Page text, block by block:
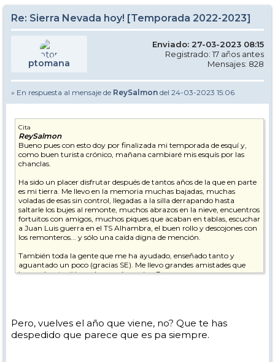
Re: Sierra Nevada hoy! [Temporada 2022-2023]
ptomana
Enviado: 27-03-2023 08:15
Registrado: 17 años antes
Mensajes: 828
» En respuesta al mensaje de ReySalmon del 24-03-2023 15:06
Cita
ReySalmon
Bueno pues con esto doy por finalizada mi temporada de esquí y,
como buen turista crónico, mañana cambiaré mis esquís por las
chanclas.
Ha sido un placer disfrutar después de tantos años de la que en parte
es mi tierra. Me llevo en la memoria muchas bajadas, muchas
voladas de esas sin control, llegadas a la silla derrapando hasta
saltarle los bujes al remonte, muchos abrazos en la nieve, encuentros
fortuitos con amigos, muchos piques que acaban en tablas, escuchar
a Juan Luis guerra en el TS Alhambra, el buen rollo y descojones con
los remonteros... y sólo una caída digna de mención.
También toda la gente que me ha ayudado, enseñado tanto y
aguantado un poco (gracias SE). Me llevo grandes amistades que
hacen de este sitio un lugar aún mejor. Personas que pese a
Pero, vuelves el año que viene, no? Que te has
despedido que parece que es pa siempre.